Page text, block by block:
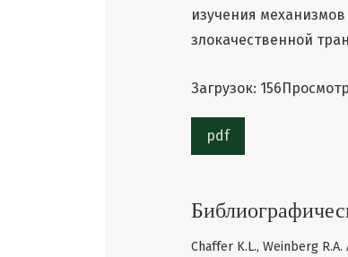
изучения
злокачественной
Загрузок: 156
pdf
Chaffer K.L., Weinberg